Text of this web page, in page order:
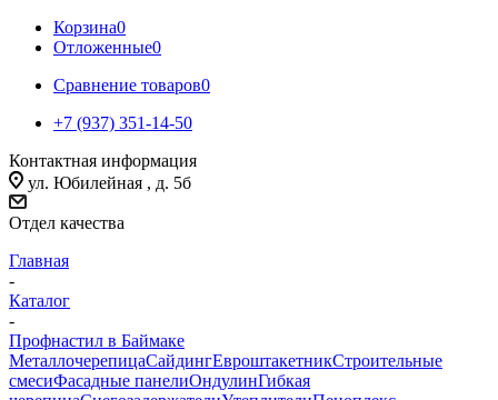
Корзина0
Отложенные0
Сравнение товаров0
+7 (937) 351-14-50
Контактная информация
ул. Юбилейная , д. 5б
Отдел качества
Главная
-
Каталог
-
Профнастил в Баймаке
МеталлочерепицаСайдингЕвроштакетникСтроительные
смесиФасадные панелиОндулинГибкая